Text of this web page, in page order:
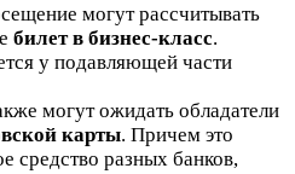
могут рассчитывать
билет в бизнес-класс.
у подавляющей части
могут ожидать обладатели
карты. Причем это
средство разных банков,